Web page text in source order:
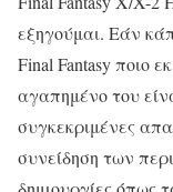
εξηγούμαι. Εάν
Final Fantasy ποιο
αγαπημένο του
συγκεκριμένες
συνείδηση των